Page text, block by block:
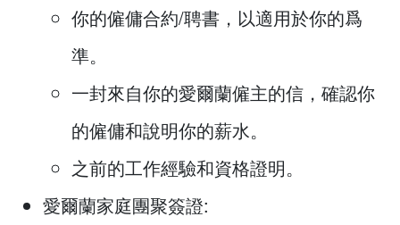
你的僱傭合約/聘書，以適用於你的爲
準。
一封來自你的愛爾蘭僱主的信，確認你
的僱傭和說明你的薪水。
之前的工作經驗和資格證明。
愛爾蘭家庭團聚簽證: